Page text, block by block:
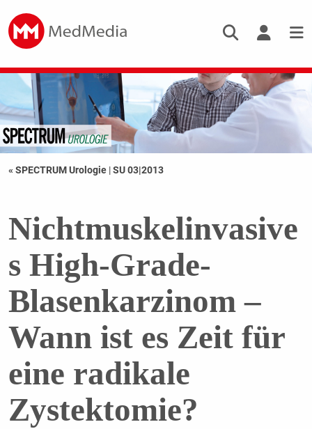
« SPECTRUM Urologie |SU 03|2013
Nichtmuskelinvasive
s High-Grade-
Blasenkarzinom –
Wann ist es Zeit für
eine radikale
Zystektomie?